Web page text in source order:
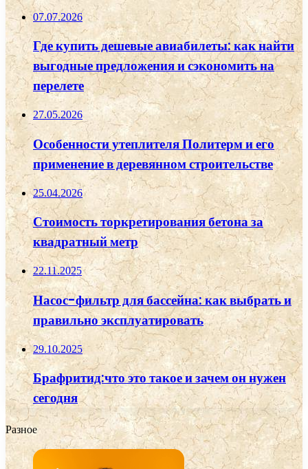
07.07.2026
Где купить дешевые авиабилеты: как найти
выгодные предложения и сэкономить на
перелете
27.05.2026
Особенности утеплителя Политерм и его
применение в деревянном строительстве
25.04.2026
Стоимость торкретирования бетона за
квадратный метр
22.11.2025
Насос-фильтр для бассейна: как выбрать и
правильно эксплуатировать
29.10.2025
Брафритид:что это такое и зачем он нужен
сегодня
Разное